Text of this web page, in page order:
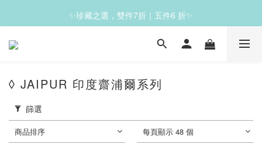
✨滿1200免運✨
✨珍藏之選，雙件7折｜五件6 折✨
◊ JAIPUR 印度齋浦爾系列
篩選
商品排序 每頁顯示 48 個